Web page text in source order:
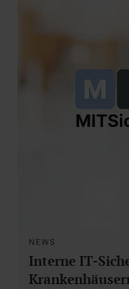
NEWS
Interne IT-